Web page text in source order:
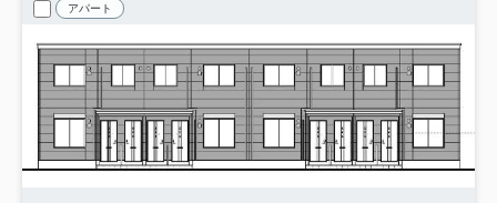
アパート